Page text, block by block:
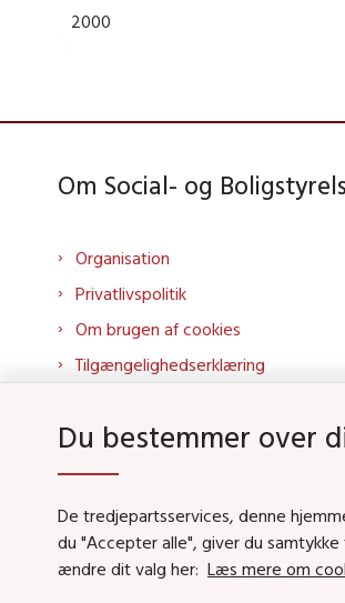
2000
Om Social- og
Organisation
Privatlivspolitik
Om brugen af cookies
Tilgængelighedserklæring
Kontakt os
Whistleblowerordning
About us
Du bestemmer over
De tredjepartsservices, denne
du "Accepter alle", giver du
ændre dit valg her: Læs mere om